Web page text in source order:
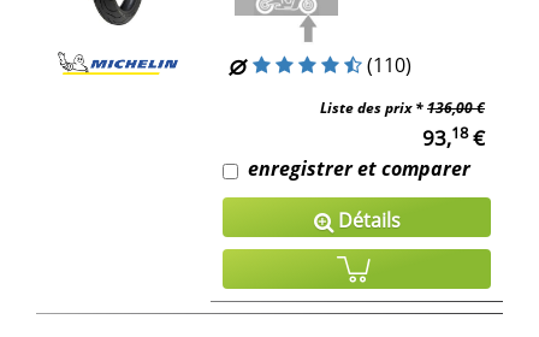
(110)
Liste des prix *136,00 €
93,18€
enregistrer et comparer
Détails